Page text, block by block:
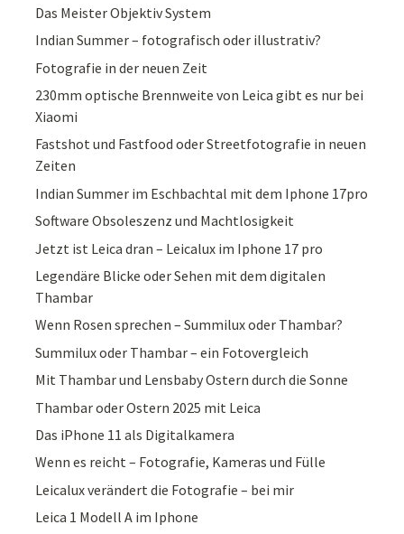
Das Meister Objektiv System
Indian Summer – fotografisch oder illustrativ?
Fotografie in der neuen Zeit
230mm optische Brennweite von Leica gibt es nur bei
Xiaomi
Fastshot und Fastfood oder Streetfotografie in neuen
Zeiten
Indian Summer im Eschbachtal mit dem Iphone 17pro
Software Obsoleszenz und Machtlosigkeit
Jetzt ist Leica dran – Leicalux im Iphone 17 pro
Legendäre Blicke oder Sehen mit dem digitalen
Thambar
Wenn Rosen sprechen – Summilux oder Thambar?
Summilux oder Thambar – ein Fotovergleich
Mit Thambar und Lensbaby Ostern durch die Sonne
Thambar oder Ostern 2025 mit Leica
Das iPhone 11 als Digitalkamera
Wenn es reicht – Fotografie, Kameras und Fülle
Leicalux verändert die Fotografie – bei mir
Leica 1 Modell A im Iphone